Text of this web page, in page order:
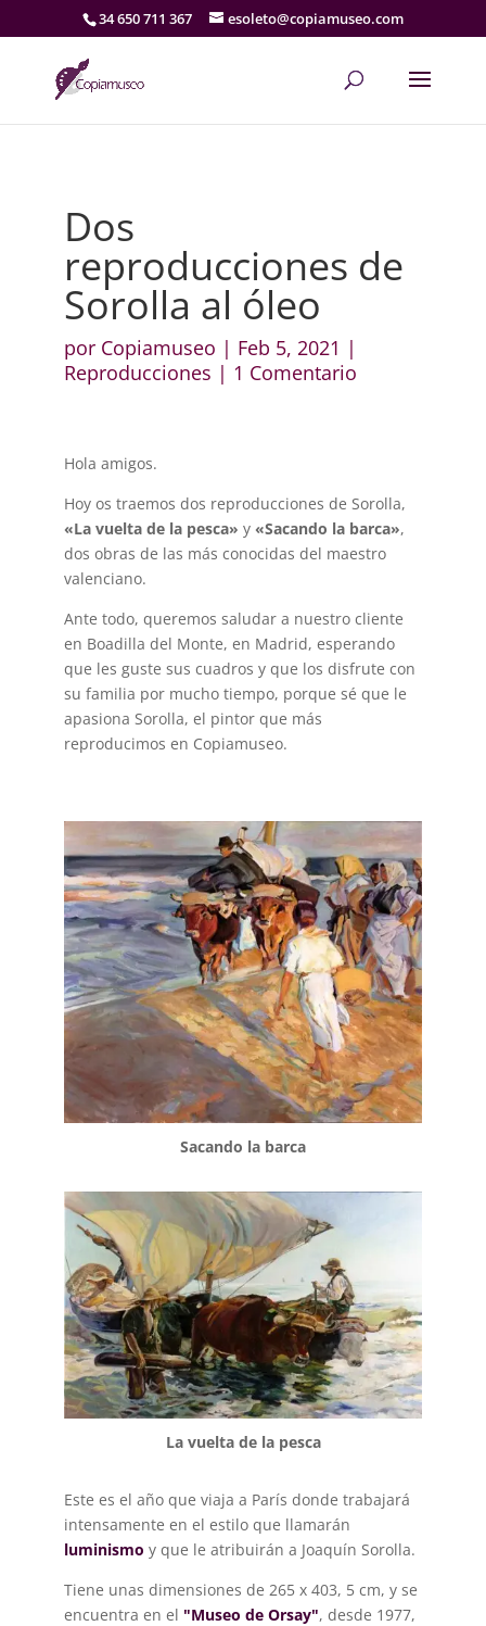
34 650 711 367 esoleto@copiamuseo.com
Dos
reproducciones de
Sorolla al óleo
por Copiamuseo | Feb 5, 2021 |
Reproducciones | 1 Comentario
Hola amigos.
Hoy os traemos dos reproducciones de Sorolla,
«La vuelta de la pesca» y «Sacando la barca»,
dos obras de las más conocidas del maestro
valenciano.
Ante todo, queremos saludar a nuestro cliente
en Boadilla del Monte, en Madrid, esperando
que les guste sus cuadros y que los disfrute con
su familia por mucho tiempo, porque sé que le
apasiona Sorolla, el pintor que más
reproducimos en Copiamuseo.
Sacando la barca
La vuelta de la pesca
Este es el año que viaja a París donde trabajará
intensamente en el estilo que llamarán
luminismo y que le atribuirán a Joaquín Sorolla.
Tiene unas dimensiones de 265 x 403, 5 cm, y se
encuentra en el "Museo de Orsay", desde 1977,